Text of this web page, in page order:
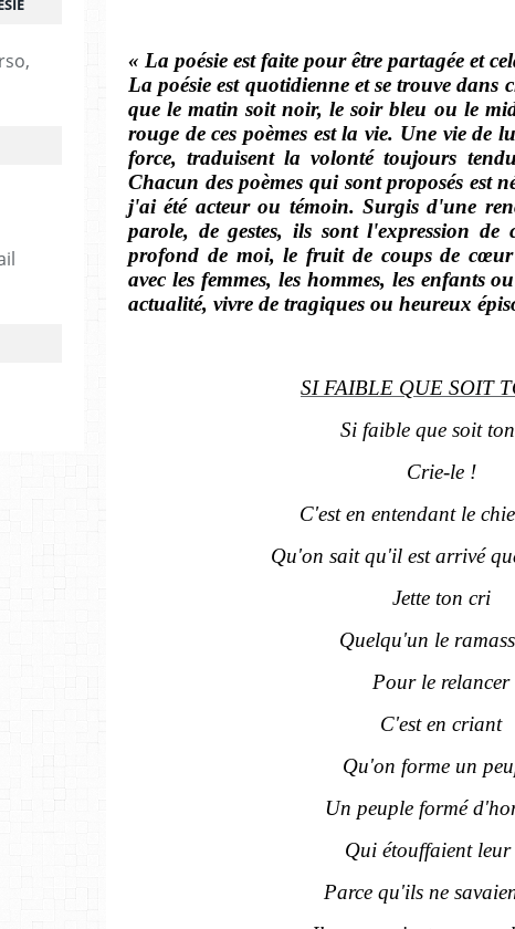
« La poésie est faite pour être partagée et
La poésie est quotidienne et se trouve dans
que le matin soit noir, le soir bleu ou le
rouge de ces poèmes est la vie. Une vie de
force, traduisent la volonté toujours
Chacun des poèmes qui sont proposés est
j'ai été acteur ou témoin. Surgis d'une
parole, de gestes, ils sont l'expression
profond de moi, le fruit de coups de
avec les femmes, les hommes, les enfants
actualité, vivre de tragiques ou heureux
SI FAIBLE QUE SOIT
Si faible que soit
Crie-le !
C'est en entendant le
Qu'on sait qu'il est arrivé
Jette ton cri
Quelqu'un le
Pour le relancer
C'est en criant
Qu'on forme un
Un peuple formé
Qui étouffaient
Parce qu'ils ne